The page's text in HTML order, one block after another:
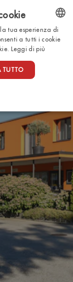
IT
ENGLISH
tua esperienza di
a tutti i cookie
Leggi di più
TUTTO